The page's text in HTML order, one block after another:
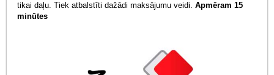
tikai daļu. Tiek atbalstīti dažādi maksājumu veidi.Apmēram 15
minūtes